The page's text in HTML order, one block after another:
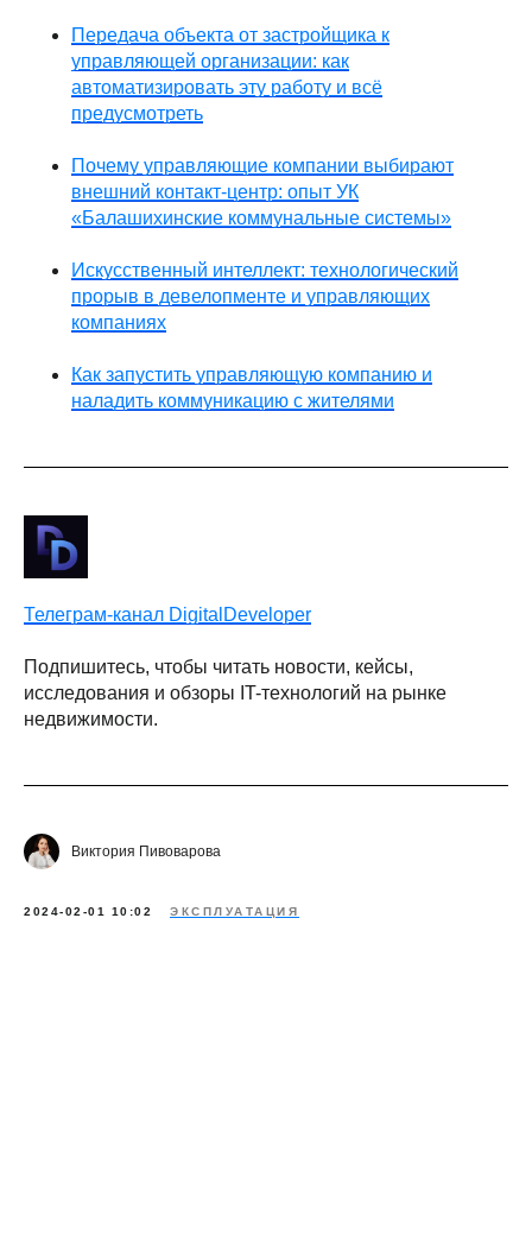
Передача объекта от застройщика к
управляющей организации: как
автоматизировать эту работу и всё
предусмотреть
Почему управляющие компании выбирают
внешний контакт-центр: опыт УК
«Балашихинские коммунальные системы»
Искусственный интеллект: технологический
прорыв в девелопменте и управляющих
компаниях
Как запустить управляющую компанию и
наладить коммуникацию с жителями
Телеграм-канал DigitalDeveloper
Подпишитесь, чтобы читать новости, кейсы,
исследования и обзоры IT-технологий на рынке
недвижимости.
Виктория Пивоварова
2024-02-01 10:02 ЭКСПЛУАТАЦИЯ